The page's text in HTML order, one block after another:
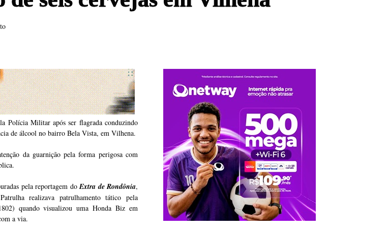
Polícia Militar após ser flagrada conduzindo
de álcool no bairro Bela Vista, em Vilhena.
da guarnição pela forma perigosa com
pela reportagem doExtra de Rondônia,
realizava patrulhamento tático pela
quando visualizou uma Honda Biz em
a via.